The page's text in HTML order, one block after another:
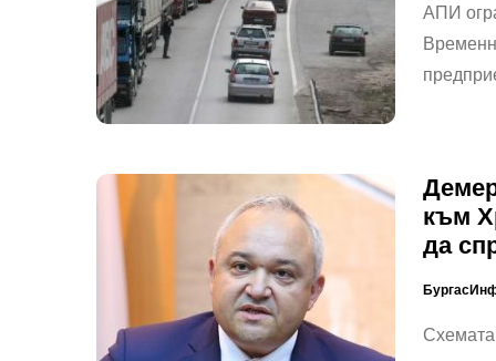
АПИ
към
да